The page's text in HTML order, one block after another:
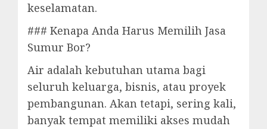
keselamatan.
### Kenapa Anda Harus Memilih Jasa
Sumur Bor?
Air adalah kebutuhan utama bagi
seluruh keluarga, bisnis, atau proyek
pembangunan. Akan tetapi, sering kali,
banyak tempat memiliki akses mudah